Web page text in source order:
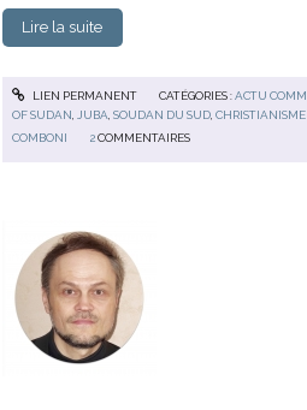
Lire la suite
LIEN PERMANENT CATÉGORIES :ACTU
OF SUDAN,JUBA,SOUDAN DU SUD,
COMBONI
2 COMMENTAIRES